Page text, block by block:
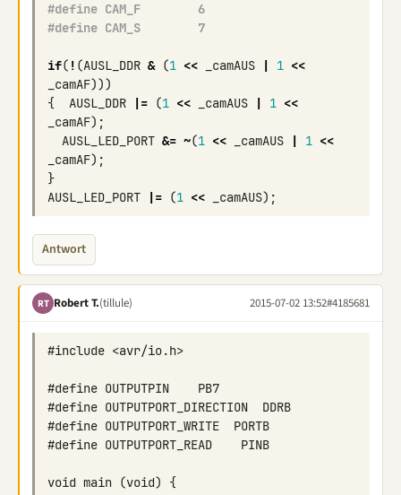
#define CAM_F        6
#define CAM_S        7
if( ! (AUSL_DDR & (1 << _camAUS | 1 <<
_camAF)))
{
AUSL_DDR |= (1 << _camAUS | 1 <<
_camAF);
AUSL_LED_PORT &= ~(1 << _camAUS | 1 <<
_camAF);
}
AUSL_LED_PORT
|= (1 << _camAUS);
Antwort
RT Robert T.(tillule) 2015-07-02 13:52#4185681